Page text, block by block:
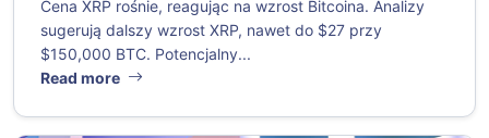
Cena XRP rośnie, reagując na wzrost Bitcoina. Analizy
sugerują dalszy wzrost XRP, nawet do $27 przy
$150,000 BTC. Potencjalny...
Read more